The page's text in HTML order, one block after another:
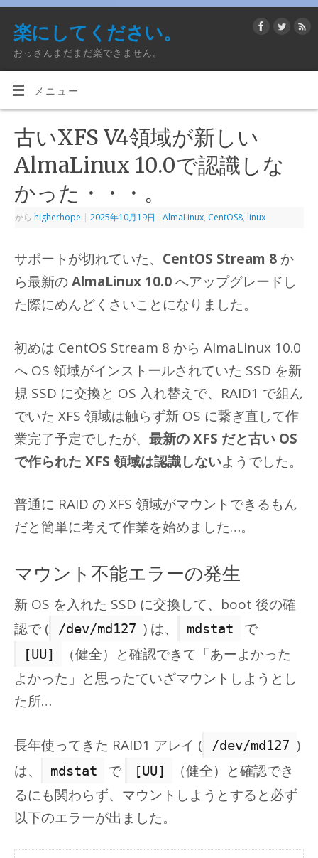
楽にしてください。
おっさんまだまだ楽できません。
メニュー
古いXFS V4領域が新しい
AlmaLinux 10.0で認識しな
かった・・・。
から higherhope | 2025年10月19日 |AlmaLinux, CentOS8, linux
サポートが切れていた、 CentOS Stream 8 か
ら最新のAlmaLinux 10.0へアップグレードし
た際にめんどくさいことになりました。
初めは CentOS Stream 8 から AlmaLinux 10.0
へ OS 領域がインストールされていた SSD を新
規 SSD に交換と OS 入れ替えで、RAID1 で組ん
でいた XFS 領域は触らず新 OS に繋ぎ直して作
業完了予定でしたが、最新の XFS だと古い OS
で作られた XFS 領域は認識しないようでした。
普通に RAID の XFS 領域がマウントできるもん
だと簡単に考えて作業を始めました…。
マウント不能エラーの発生
新 OS を入れた SSD に交換して、boot 後の確
認で (
/dev/md127 ) は、 mdstat で
[UU]
（健全）と確認できて「あーよかった
よかった」と思ったていざマウントしようとし
た所…
長年使ってきた RAID1 アレイ ( /dev/md127 )
は、
mdstat で [UU]
（健全）と確認でき
るにも関わらず、マウントしようとすると必ず
以下のエラーが出ました。